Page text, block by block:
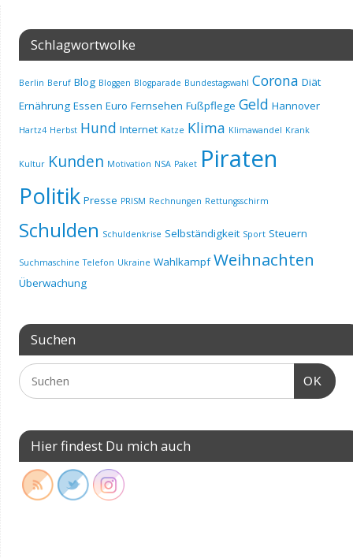
Schlagwortwolke
Berlin Beruf Blog Bloggen Blogparade Bundestagswahl Corona Diät
Ernährung Essen Euro Fernsehen Fußpflege Geld Hannover
Hartz4 Herbst Hund Internet Katze Klima Klimawandel Krank
Kultur Kunden Motivation NSA Paket Piraten
Politik Presse PRISM Rechnungen Rettungsschirm
Schulden Schuldenkrise Selbständigkeit Sport Steuern
Suchmaschine Telefon Ukraine Wahlkampf Weihnachten
Überwachung
Suchen
OK
Hier findest Du mich auch